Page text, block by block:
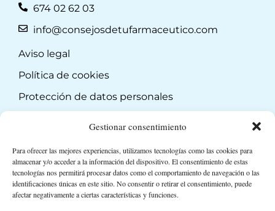
Gestionar consentimiento
Para ofrecer las mejores experiencias, utilizamos tecnologías como las cookies para
almacenar y/o acceder a la información del dispositivo. El consentimiento de estas
tecnologías nos permitirá procesar datos como el comportamiento de navegación o las
identificaciones únicas en este sitio. No consentir o retirar el consentimiento, puede
afectar negativamente a ciertas características y funciones.
674 02 62 03
info@consejosdetufarmaceutico.com
Aviso legal
Política de cookies
Protección de datos personales